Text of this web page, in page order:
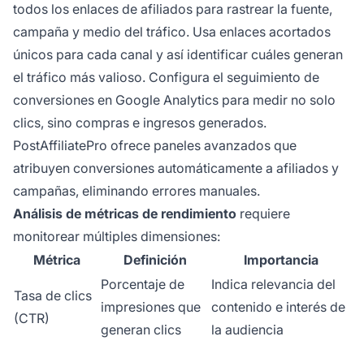
todos los enlaces de afiliados para rastrear la fuente,
campaña y medio del tráfico. Usa enlaces acortados
únicos para cada canal y así identificar cuáles generan
el tráfico más valioso. Configura el seguimiento de
conversiones en Google Analytics para medir no solo
clics, sino compras e ingresos generados.
PostAffiliatePro ofrece paneles avanzados que
atribuyen conversiones automáticamente a afiliados y
campañas, eliminando errores manuales.
Análisis de métricas de rendimiento requiere
monitorear múltiples dimensiones:
Métrica
Definición Importancia
Tasa de clics
(CTR)
Porcentaje de
impresiones que
generan clics
Indica relevancia del
contenido e interés de
la audiencia